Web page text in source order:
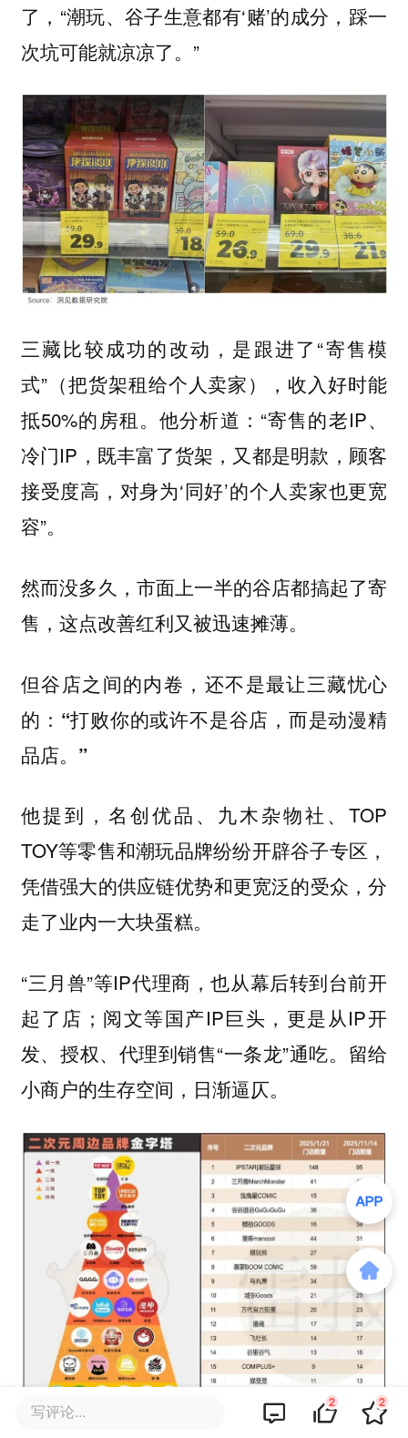
了，“潮玩、谷子生意都有‘赌’的成分，踩一
次坑可能就凉凉了。”
三藏比较成功的改动，是跟进了“寄售模
式”（把货架租给个人卖家），收入好时能
抵50%的房租。他分析道：“寄售的老IP、
冷门IP，既丰富了货架，又都是明款，顾客
接受度高，对身为‘同好’的个人卖家也更宽
容”。
然而没多久，市面上一半的谷店都搞起了寄
售，这点改善红利又被迅速摊薄。
但谷店之间的内卷，还不是最让三藏忧心
的： “打败你的或许不是谷店，而是动漫精
品店。”
他提到，名创优品、九木杂物社、TOP
TOY等零售和潮玩品牌纷纷开辟谷子专区，
凭借强大的供应链优势和更宽泛的受众，分
走了业内一大块蛋糕。
“三月兽”等IP代理商，也从幕后转到台前开
起了店；阅文等国产IP巨头，更是从IP开
发、授权、代理到销售“一条龙”通吃。留给
小商户的生存空间，日渐逼仄。
写评论... 2 2